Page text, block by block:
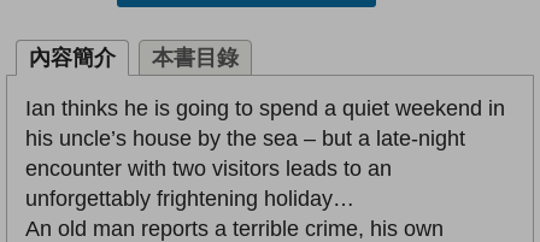
內容簡介 本書目錄
Ian thinks he is going to spend a quiet weekend in
his uncle’s house by the sea – but a late-night
encounter with two visitors leads to an
unforgettably frightening holiday…
An old man reports a terrible crime, his own